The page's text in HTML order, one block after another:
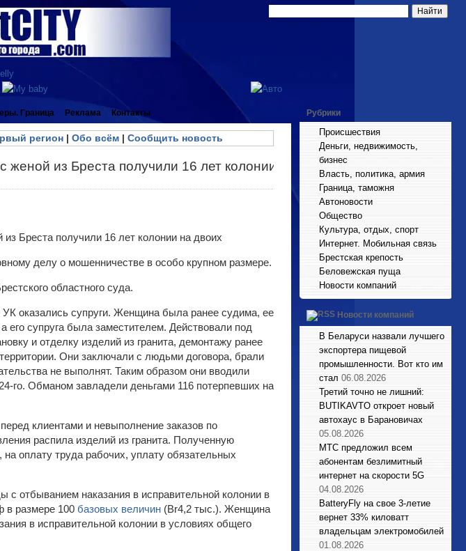
Граница Реклама Контакты
регион| Обо всём| Сообщить новость
женой из Бреста получили 16 лет колонии
делу о мошенничестве в особо крупном размере.
областного суда.
УК оказались супруги. Женщина была ранее судима, ее
супруга была заместителем. Действовали под
и отделку изделий из гранита, демонтажу ранее
Они заключали с людьми договора, брали
не выполнят. Таким образом они вводили
го. Обманом завладели деньгами 116 потерпевших на
клиентами и невыполнение заказов по
распила изделий из гранита. Полученную
оплату труда рабочих, уплату обязательных
отбыванием наказания в исправительной колонии в
в размере 100 базовых величин (Br4,2 тыс.). Женщина
в исправительной колонии в условиях общего
Рубрики
Происшествия
Деньги, недвижимость,
бизнес
Власть, политика, армия
Граница, таможня
Автоновости
Общество
Культура, отдых, спорт
Интернет. Мобильная связь
Брестская крепость
Беловежская пуща
Новости компаний
Новости компаний
В Беларуси назвали лучшего
экспортера пищевой
промышленности. Вот кто им
стал 06.08.2026
Третий точно не лишний:
BUTIKAVTO откроет новый
автохаус в Барановичах
05.08.2026
МТС предложил всем
абонентам безлимитный
интернет на скорости 5G
04.08.2026
BatteryFly на свое 3-летие
вернет 33% киловатт
владельцам электромобилей
01.08.2026